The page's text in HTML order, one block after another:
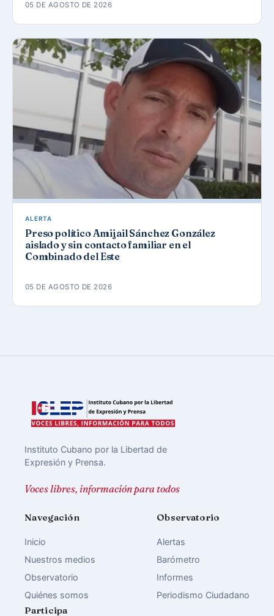
05 DE AGOSTO DE 2026
ALERTA
Preso político Amijail Sánchez González
aislado y sin contacto familiar en el
Combinado del Este
05 DE AGOSTO DE 2026
Instituto Cubano por la Libertad de
Expresión y Prensa.
Voces libres, información para todos
Navegación
Inicio
Nuestros medios
Observatorio
Quiénes somos
Observatorio
Alertas
Barómetro
Informes
Periodismo Ciudadano
Participa